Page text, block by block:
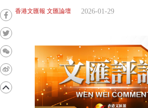
香港文匯報 文匯論壇 2026-01-29